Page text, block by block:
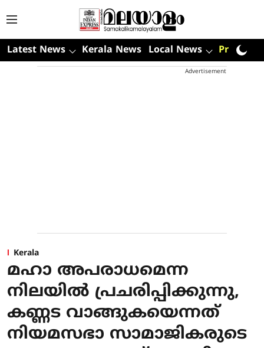
Latest News Kerala News Local News Premium
Advertisement
Kerala
മഹാ അപരാധമെന്ന
നിലയില്‍ പ്രചരിപ്പിക്കുന്നു,
കണ്ണട വാങ്ങുകയെന്നത്
നിയമസഭാ സാമാജികരുടെ